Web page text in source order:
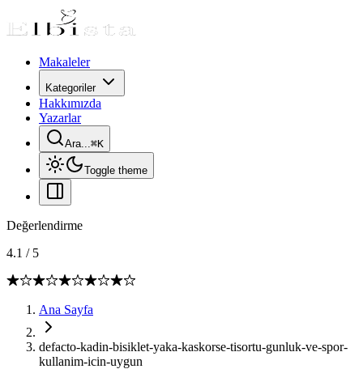
Makaleler
Kategoriler
Hakkımızda
Yazarlar
Ara...⌘K
Toggle theme
Değerlendirme
4.1 / 5
Ana Sayfa
defacto-kadin-bisiklet-yaka-kaskorse-tisortu-gunluk-ve-spor-
kullanim-icin-uygun